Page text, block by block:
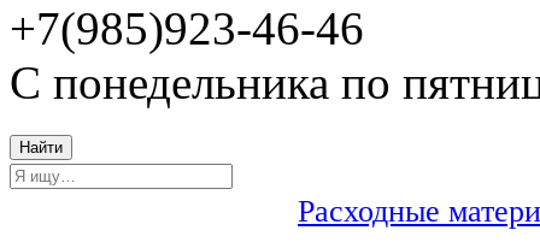
+7(985)923-46-46
С понедельника по
Найти
Расходные